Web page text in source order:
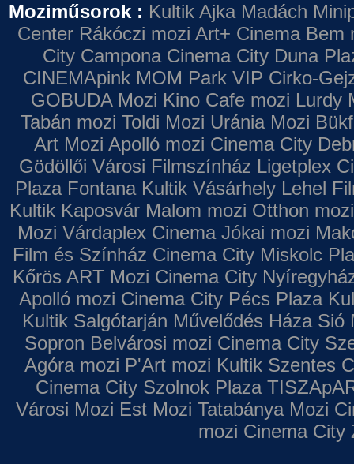
Moziműsorok : Kultik Ajka Madách
Center Rákóczi mozi Art+ Cinema Bem
City Campona Cinema City Duna
CINEMApink MOM Park VIP Cirko-
GOBUDA Mozi Kino Cafe mozi Lurdy
Tabán mozi Toldi Mozi Uránia Mozi
Art Mozi Apolló mozi Cinema City
Gödöllői Városi Filmszínház Ligetplex
Plaza Fontana Kultik Vásárhely Lehel
Kultik Kaposvár Malom mozi Otthon mozi
Mozi Várdaplex Cinema Jókai mozi
Film és Színház Cinema City Miskolc
Kőrös ART Mozi Cinema City
Apolló mozi Cinema City Pécs Plaza
Kultik Salgótarján Művelődés Háza Sió
Sopron Belvárosi mozi Cinema City
Agóra mozi P'Art mozi Kultik Szentes
Cinema City Szolnok Plaza
Városi Mozi Est Mozi Tatabánya Mozi
mozi Cinema City